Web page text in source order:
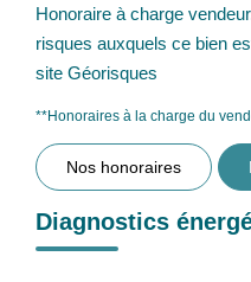
Honoraire à charge
risques auxquels ce bien
site Géorisques
**Honoraires à la charge du
Nos honoraires
Diagnostics